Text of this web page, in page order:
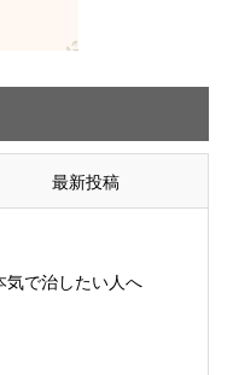
最新投稿
気で治したい人へ